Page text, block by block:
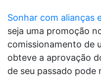
Sonhar com alianças
seja uma promoção
comissionamento de
obteve a aprovação
de seu passado pode